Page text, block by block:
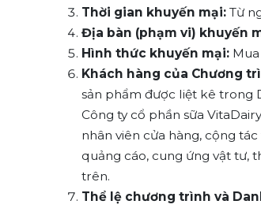
Thời gian khuyến mại: Từ
Địa bàn (phạm vi) khuyến
Hình thức khuyến mại:
Khách hàng của Chương
sản phẩm được liệt kê trong
Công ty cổ phần sữa
nhân viên cửa hàng, cộng
quảng cáo, cung ứng vật tư,
trên.
Thể lệ chương trình và